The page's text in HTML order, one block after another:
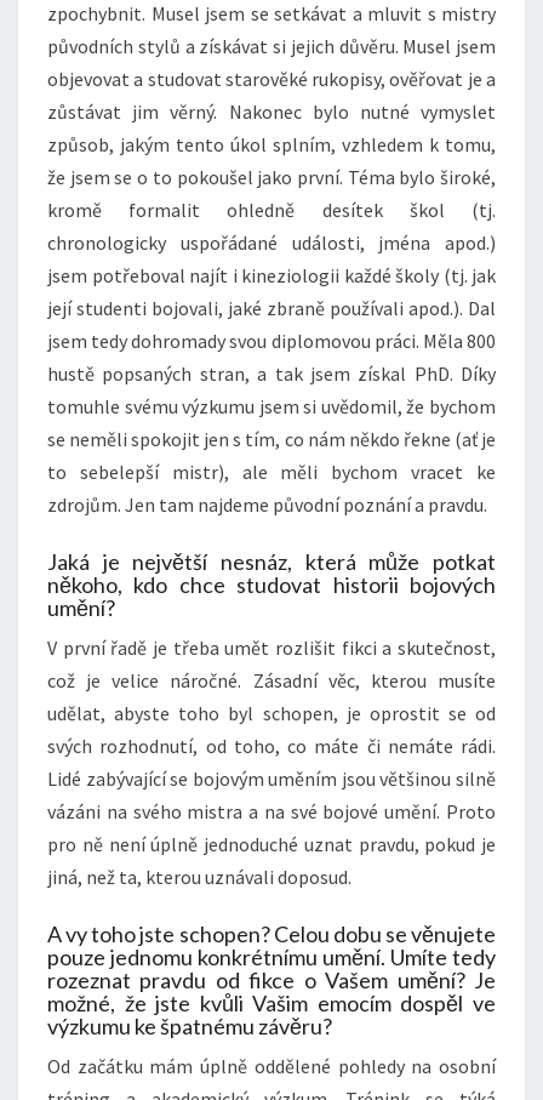
zpochybnit. Musel jsem se setkávat a mluvit s mistry
původních stylů a získávat si jejich důvěru. Musel jsem
objevovat a studovat starověké rukopisy, ověřovat je a
zůstávat jim věrný. Nakonec bylo nutné vymyslet
způsob, jakým tento úkol splním, vzhledem k tomu,
že jsem se o to pokoušel jako první. Téma bylo široké,
kromě formalit ohledně desítek škol (tj.
chronologicky uspořádané události, jména apod.)
jsem potřeboval najít i kineziologii každé školy (tj. jak
její studenti bojovali, jaké zbraně používali apod.). Dal
jsem tedy dohromady svou diplomovou práci. Měla 800
hustě popsaných stran, a tak jsem získal PhD. Díky
tomuhle svému výzkumu jsem si uvědomil, že bychom
se neměli spokojit jen s tím, co nám někdo řekne (ať je
to sebelepší mistr), ale měli bychom vracet ke
zdrojům. Jen tam najdeme původní poznání a pravdu.
Jaká je největší nesnáz, která může potkat
někoho, kdo chce studovat historii bojových
umění?
V první řadě je třeba umět rozlišit fikci a skutečnost,
což je velice náročné. Zásadní věc, kterou musíte
udělat, abyste toho byl schopen, je oprostit se od
svých rozhodnutí, od toho, co máte či nemáte rádi.
Lidé zabývající se bojovým uměním jsou většinou silně
vázáni na svého mistra a na své bojové umění. Proto
pro ně není úplně jednoduché uznat pravdu, pokud je
jiná, než ta, kterou uznávali doposud.
A vy toho jste schopen? Celou dobu se věnujete
pouze jednomu konkrétnímu umění. Umíte tedy
rozeznat pravdu od fikce o Vašem umění? Je
možné, že jste kvůli Vašim emocím dospěl ve
výzkumu ke špatnému závěru?
Od začátku mám úplně oddělené pohledy na osobní